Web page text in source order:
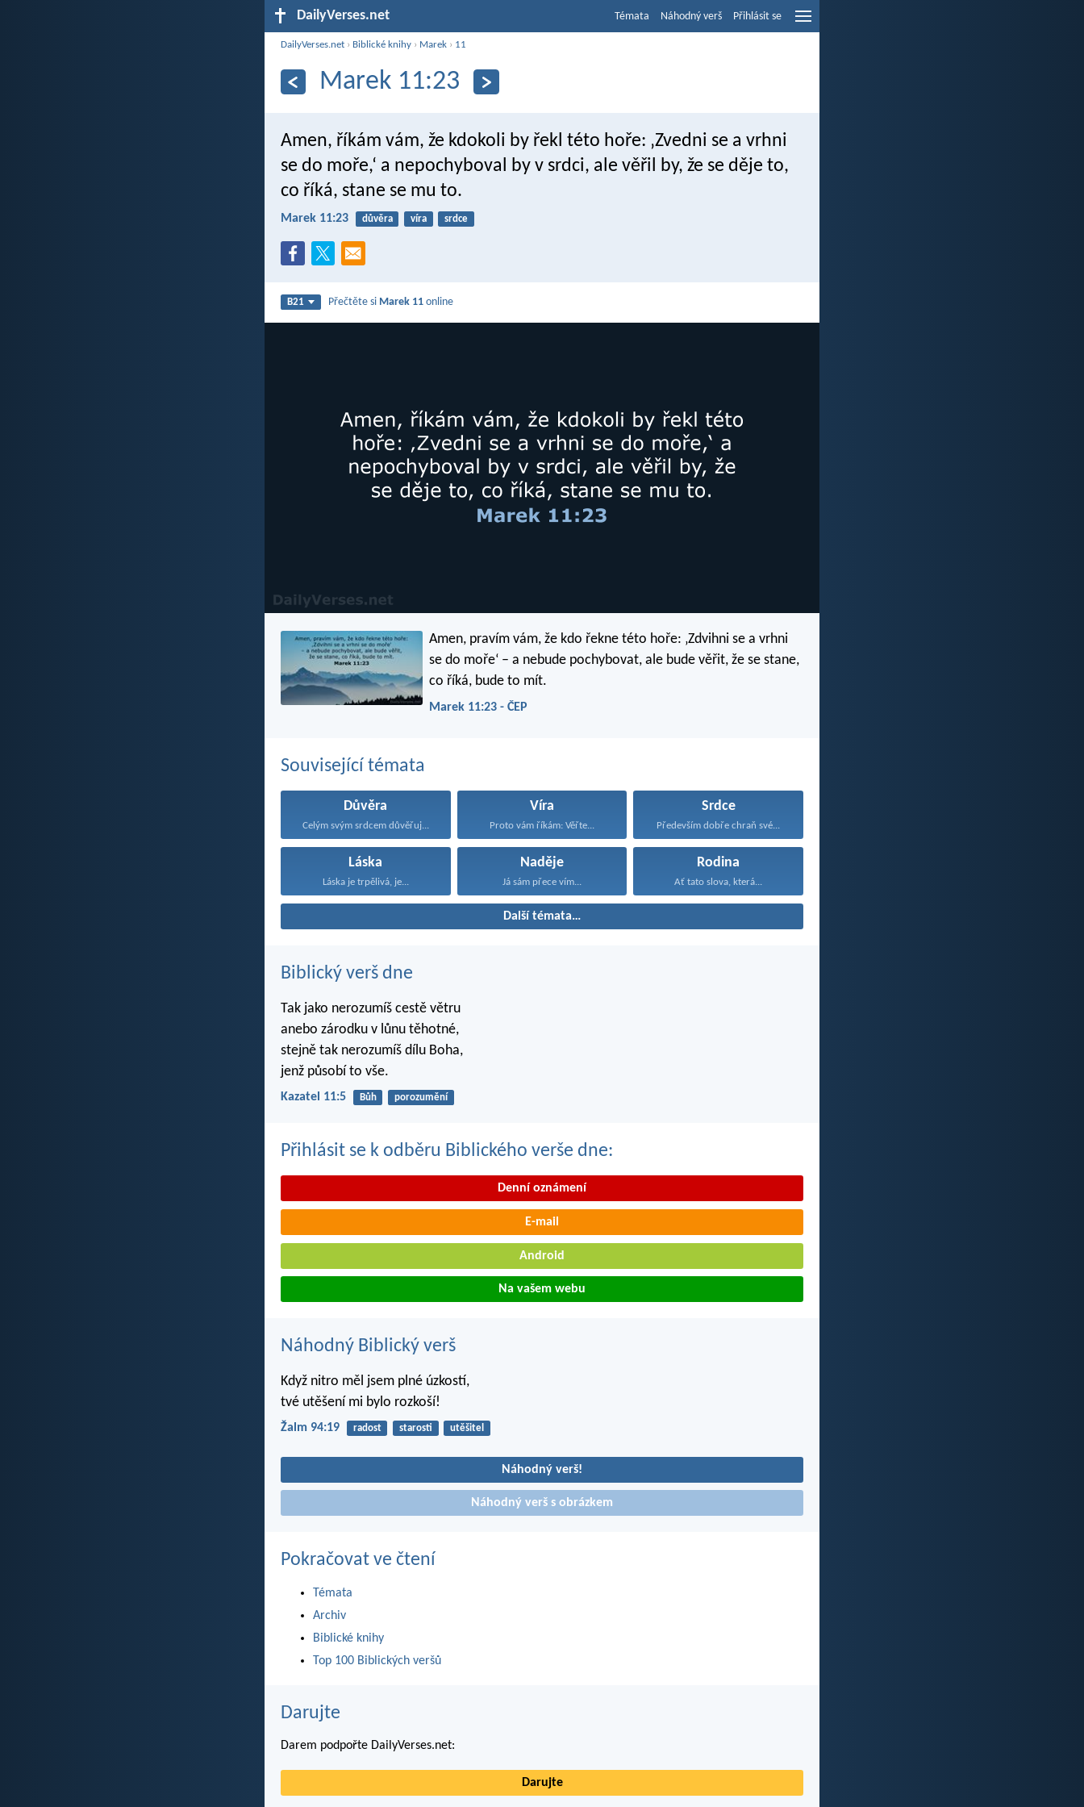
DailyVerses.net Témata Náhodný verš Přihlásit se
DailyVerses.net › Biblické knihy › Marek › 11
Marek 11:23
Amen, říkám vám, že kdokoli by řekl této hoře: ‚Zvedni se a vrhni
se do moře,‘ a nepochyboval by v srdci, ale věřil by, že se děje to,
co říká, stane se mu to.
Marek 11:23 důvěra víra srdce
B21 Přečtěte si Marek 11 online
Amen, pravím vám, že kdo řekne této hoře: ‚Zdvihni se a vrhni
se do moře‘ – a nebude pochybovat, ale bude věřit, že se stane,
co říká, bude to mít.
Marek 11:23 - ČEP
Související témata
Důvěra
Celým svým srdcem důvěřuj...
Víra
Proto vám říkám: Věřte...
Srdce
Především dobře chraň své...
Láska
Láska je trpělivá, je...
Naděje
Já sám přece vím...
Rodina
Ať tato slova, která...
Další témata…
Biblický verš dne
Tak jako nerozumíš cestě větru
anebo zárodku v lůnu těhotné,
stejně tak nerozumíš dílu Boha,
jenž působí to vše.
Kazatel 11:5 Bůh porozumění
Přihlásit se k odběru Biblického verše dne:
Denní oznámení
E-mail
Android
Na vašem webu
Náhodný Biblický verš
Když nitro měl jsem plné úzkostí,
tvé utěšení mi bylo rozkoší!
Žalm 94:19 radost starosti utěšitel
Náhodný verš!
Náhodný verš s obrázkem
Pokračovat ve čtení
Témata
Archiv
Biblické knihy
Top 100 Biblických veršů
Darujte
Darem podpořte DailyVerses.net:
Darujte